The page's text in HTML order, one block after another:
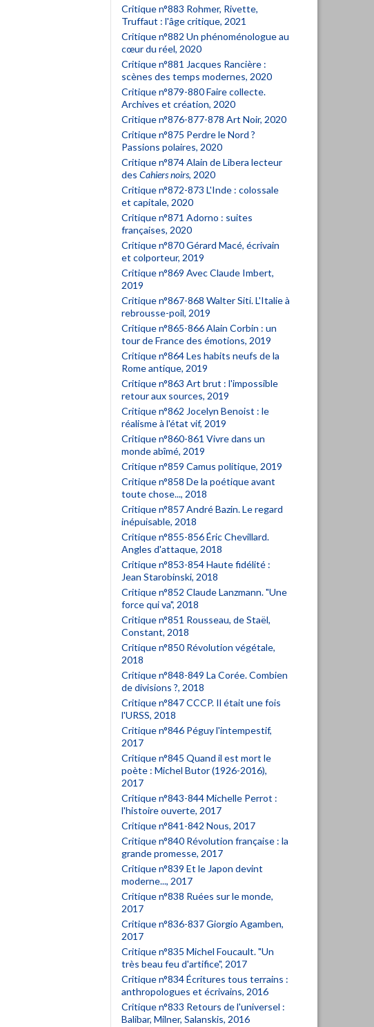
Critique n°883 Rohmer, Rivette,
Truffaut : l'âge critique, 2021
Critique n°882 Un phénoménologue au
cœur du réel, 2020
Critique n°881 Jacques Rancière :
scènes des temps modernes, 2020
Critique n°879-880 Faire collecte.
Archives et création, 2020
Critique n°876-877-878 Art Noir, 2020
Critique n°875 Perdre le Nord ?
Passions polaires, 2020
Critique n°874 Alain de Libera lecteur
des Cahiers noirs, 2020
Critique n°872-873 L'Inde : colossale
et capitale, 2020
Critique n°871 Adorno : suites
françaises, 2020
Critique n°870 Gérard Macé, écrivain
et colporteur, 2019
Critique n°869 Avec Claude Imbert,
2019
Critique n°867-868 Walter Siti. L'Italie à
rebrousse-poil, 2019
Critique n°865-866 Alain Corbin : un
tour de France des émotions, 2019
Critique n°864 Les habits neufs de la
Rome antique, 2019
Critique n°863 Art brut : l'impossible
retour aux sources, 2019
Critique n°862 Jocelyn Benoist : le
réalisme à l'état vif, 2019
Critique n°860-861 Vivre dans un
monde abîmé, 2019
Critique n°859 Camus politique, 2019
Critique n°858 De la poétique avant
toute chose..., 2018
Critique n°857 André Bazin. Le regard
inépuisable, 2018
Critique n°855-856 Éric Chevillard.
Angles d'attaque, 2018
Critique n°853-854 Haute fidélité :
Jean Starobinski, 2018
Critique n°852 Claude Lanzmann. "Une
force qui va", 2018
Critique n°851 Rousseau, de Staël,
Constant, 2018
Critique n°850 Révolution végétale,
2018
Critique n°848-849 La Corée. Combien
de divisions ?, 2018
Critique n°847 CCCP. Il était une fois
l'URSS, 2018
Critique n°846 Péguy l'intempestif,
2017
Critique n°845 Quand il est mort le
poète : Michel Butor (1926-2016),
2017
Critique n°843-844 Michelle Perrot :
l'histoire ouverte, 2017
Critique n°841-842 Nous, 2017
Critique n°840 Révolution française : la
grande promesse, 2017
Critique n°839 Et le Japon devint
moderne..., 2017
Critique n°838 Ruées sur le monde,
2017
Critique n°836-837 Giorgio Agamben,
2017
Critique n°835 Michel Foucault. "Un
très beau feu d'artifice", 2017
Critique n°834 Écritures tous terrains :
anthropologues et écrivains, 2016
Critique n°833 Retours de l'universel :
Balibar, Milner, Salanskis, 2016